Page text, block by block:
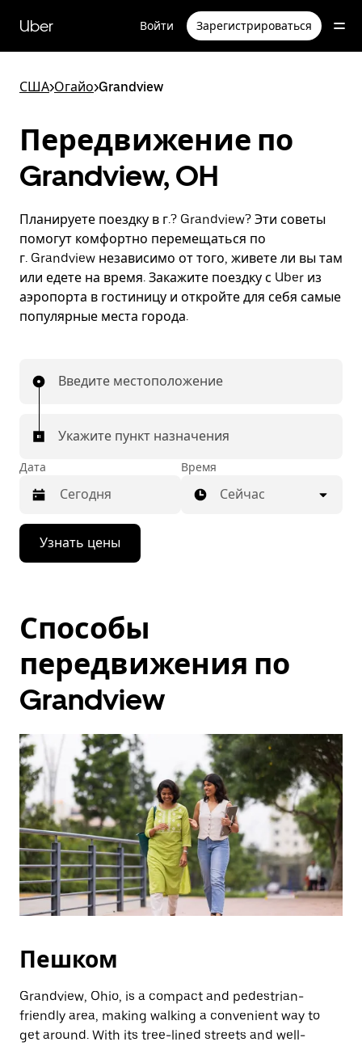
перейти
к
содержимому
Uber Войти Зарегистрироваться
США>Огайо>Grandview
Передвижение по
Grandview, OH
Планируете поездку в г.? Grandview? Эти советы
помогут комфортно перемещаться по
г. Grandview независимо от того, живете ли вы там
или едете на время. Закажите поездку с Uber из
аэропорта в гостиницу и откройте для себя самые
популярные места города.
Введите местоположение
Укажите пункт назначения
Дата
Нажмите
стрелку
вниз,
календарю
и
дату.
Чтобы
закрыть
календарь,
Esc.
Время
Сейчас
Узнать цены
Способы
передвижения по
Grandview
Пешком
Grandview, Ohio, is a compact and pedestrian-
friendly area, making walking a convenient way to
get around. With its tree-lined streets and well-